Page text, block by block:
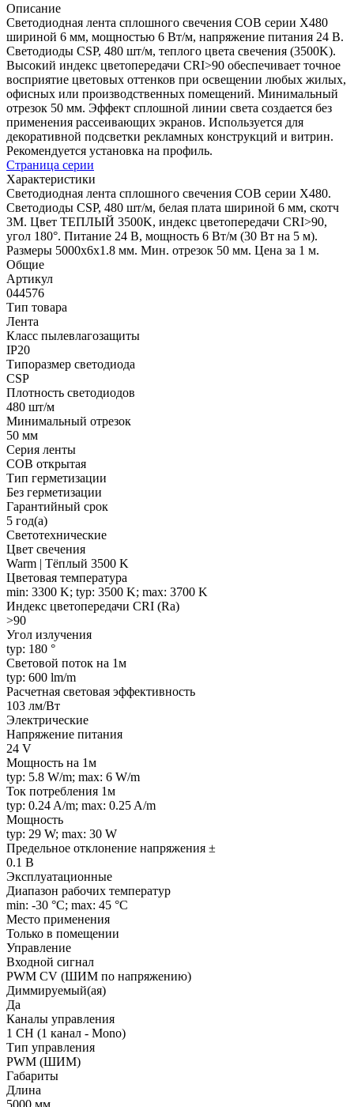
Описание
Светодиодная лента сплошного свечения COB серии X480
шириной 6 мм, мощностью 6 Вт/м, напряжение питания 24 В.
Светодиоды CSP, 480 шт/м, теплого цвета свечения (3500K).
Высокий индекс цветопередачи CRI>90 обеспечивает точное
восприятие цветовых оттенков при освещении любых жилых,
офисных или производственных помещений. Минимальный
отрезок 50 мм. Эффект сплошной линии света создается без
применения рассеивающих экранов. Используется для
декоративной подсветки рекламных конструкций и витрин.
Рекомендуется установка на профиль.
Страница серии
Характеристики
Светодиодная лента сплошного свечения COB серии X480.
Светодиоды CSP, 480 шт/м, белая плата шириной 6 мм, скотч
3M. Цвет ТЕПЛЫЙ 3500K, индекс цветопередачи CRI>90,
угол 180°. Питание 24 В, мощность 6 Вт/м (30 Вт на 5 м).
Размеры 5000х6х1.8 мм. Мин. отрезок 50 мм. Цена за 1 м.
Общие
Артикул
044576
Тип товара
Лента
Класс пылевлагозащиты
IP20
Типоразмер светодиода
CSP
Плотность светодиодов
480 шт/м
Минимальный отрезок
50 мм
Серия ленты
COB открытая
Тип герметизации
Без герметизации
Гарантийный срок
5 год(а)
Светотехнические
Цвет свечения
Warm | Тёплый 3500 K
Цветовая температура
min: 3300 K; typ: 3500 K; max: 3700 K
Индекс цветопередачи CRI (Ra)
>90
Угол излучения
typ: 180 °
Световой поток на 1м
typ: 600 lm/m
Расчетная световая эффективность
103 лм/Вт
Электрические
Напряжение питания
24 V
Мощность на 1м
typ: 5.8 W/m; max: 6 W/m
Ток потребления 1м
typ: 0.24 A/m; max: 0.25 A/m
Мощность
typ: 29 W; max: 30 W
Предельное отклонение напряжения ±
0.1 В
Эксплуатационные
Диапазон рабочих температур
min: -30 °C; max: 45 °C
Место применения
Только в помещении
Управление
Входной сигнал
PWM СV (ШИМ по напряжению)
Диммируемый(ая)
Да
Каналы управления
1 CH (1 канал - Mono)
Тип управления
PWM (ШИМ)
Габариты
Длина
5000 мм